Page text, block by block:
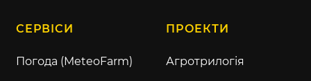
СЕРВІСИ
Погода (MeteoFarm)
ПРОЕКТИ
Агротрилогія